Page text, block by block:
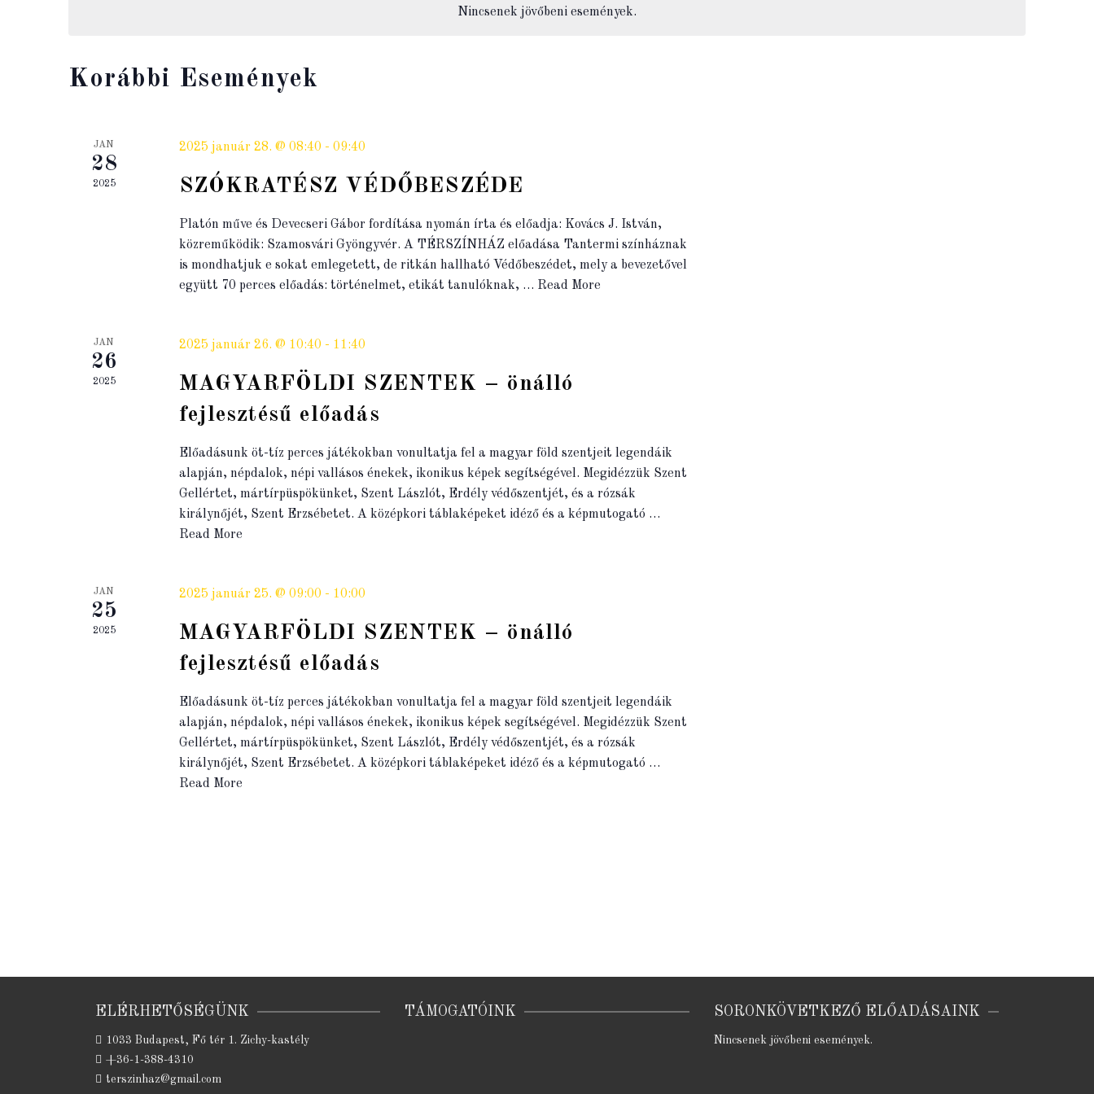
Nincsenek jövőbeni események.
Korábbi Események
JAN
28
2025
2025 január 28. @ 08:40 - 09:40
SZÓKRATÉSZ VÉDŐBESZÉDE
Platón műve és Devecseri Gábor fordítása nyomán írta és előadja: Kovács J. István,
közreműködik: Szamosvári Gyöngyvér. A TÉRSZÍNHÁZ előadása Tantermi színháznak
is mondhatjuk e sokat emlegetett, de ritkán hallható Védőbeszédet, mely a bevezetővel
együtt 70 perces előadás: történelmet, etikát tanulóknak, … Read More
JAN
26
2025
2025 január 26. @ 10:40 - 11:40
MAGYARFÖLDI SZENTEK – önálló
fejlesztésű előadás
Előadásunk öt-tíz perces játékokban vonultatja fel a magyar föld szentjeit legendáik
alapján, népdalok, népi vallásos énekek, ikonikus képek segítségével. Megidézzük Szent
Gellértet, mártírpüspökünket, Szent Lászlót, Erdély védőszentjét, és a rózsák
királynőjét, Szent Erzsébetet. A középkori táblaképeket idéző és a képmutogató …
Read More
JAN
25
2025
2025 január 25. @ 09:00 - 10:00
MAGYARFÖLDI SZENTEK – önálló
fejlesztésű előadás
Előadásunk öt-tíz perces játékokban vonultatja fel a magyar föld szentjeit legendáik
alapján, népdalok, népi vallásos énekek, ikonikus képek segítségével. Megidézzük Szent
Gellértet, mártírpüspökünket, Szent Lászlót, Erdély védőszentjét, és a rózsák
királynőjét, Szent Erzsébetet. A középkori táblaképeket idéző és a képmutogató …
Read More
ELÉRHETŐSÉGÜNK
1033 Budapest, Fő tér 1. Zichy-kastély
+36-1-388-4310
terszinhaz@gmail.com
TÁMOGATÓINK SORONKÖVETKEZŐ ELŐADÁSAINK
Nincsenek jövőbeni események.